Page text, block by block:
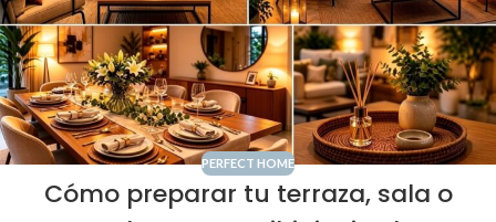
PERFECT HOME
Cómo preparar tu terraza, sala o